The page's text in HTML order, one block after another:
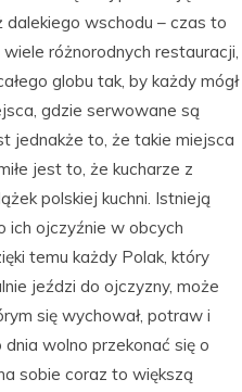
wschodu – czas to
różnorodnych restauracji,
globu tak, by każdy mógł
gdzie serwowane są
jednakże to, że takie miejsca
jest to, że kucharze z
polskiej kuchni. Istnieją
ich ojczyźnie w obcych
temu każdy Polak, który
jeździ do ojczyzny, może
się wychował, potraw i
wolno przekonać się o
sobie coraz to większą